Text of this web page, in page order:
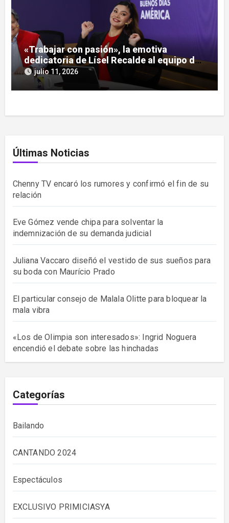
«Trabajar con pasión», la emotiva
dedicatoria de Lísel Recalde al equipo de
América Paraguay
julio 11, 2026
Últimas Noticias
Chenny TV encaró los rumores y confirmó el fin de su
relación
Eve Gómez vende chipa para solventar la
indemnización de su demanda judicial
Juliana Vaccaro diseñó el vestido de sus sueños para
su boda con Maurício Prado
El particular consejo de Malala Olitte para bloquear la
mala vibra
«Los de Olimpia son interesados»: Ingrid Noguera
encendió el debate sobre las hinchadas
Categorías
Bailando
CANTANDO 2024
Espectáculos
EXCLUSIVO PRIMICIASYA